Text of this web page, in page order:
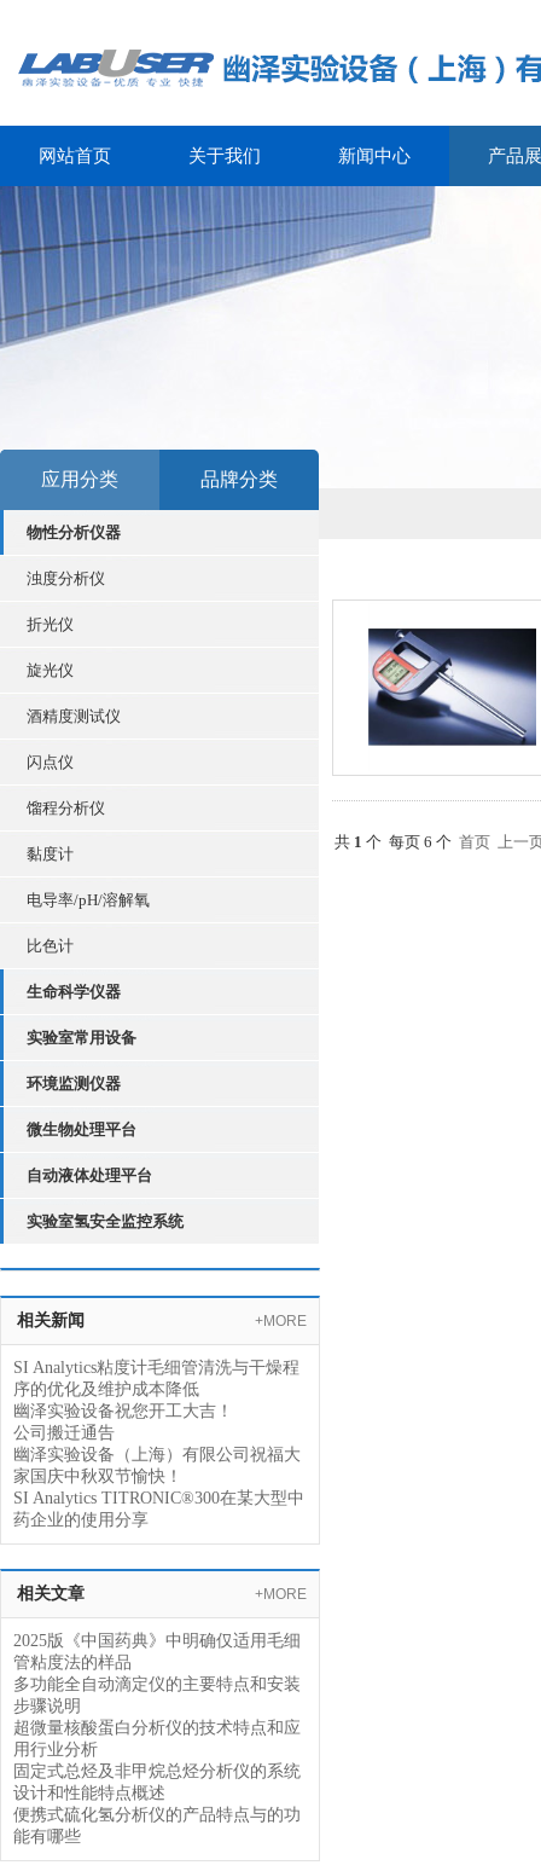
网站首页 关于我们 新闻中心 产品
应用分类 品牌分类
物性分析仪器
浊度分析仪
折光仪
旋光仪
酒精度测试仪
闪点仪
馏程分析仪
黏度计
电导率/pH/溶解氧
比色计
生命科学仪器
实验室常用设备
环境监测仪器
微生物处理平台
自动液体处理平台
实验室氢安全监控系统
相关新闻 +MORE
SI Analytics粘度计毛细管清洗与干燥程
序的优化及维护成本降低
幽泽实验设备祝您开工大吉！
公司搬迁通告
幽泽实验设备（上海）有限公司祝福大
家国庆中秋双节愉快！
SI Analytics TITRONIC®300在某大型中
药企业的使用分享
相关文章 +MORE
2025版《中国药典》中明确仅适用毛细
管粘度法的样品
多功能全自动滴定仪的主要特点和安装
步骤说明
超微量核酸蛋白分析仪的技术特点和应
用行业分析
固定式总烃及非甲烷总烃分析仪的系统
设计和性能特点概述
便携式硫化氢分析仪的产品特点与的功
能有哪些
共 1 个 每页 6 个 首页 上一